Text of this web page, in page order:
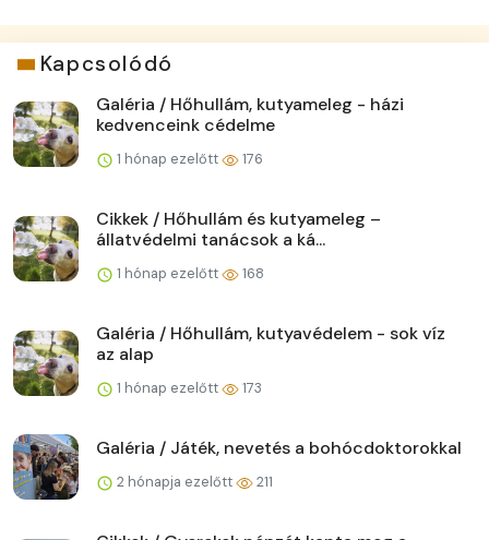
Kapcsolódó
Galéria / Hőhullám, kutyameleg - házi
kedvenceink cédelme
1 hónap ezelőtt 176
Cikkek / Hőhullám és kutyameleg –
állatvédelmi tanácsok a ká...
1 hónap ezelőtt 168
Galéria / Hőhullám, kutyavédelem - sok víz
az alap
1 hónap ezelőtt 173
Galéria / Játék, nevetés a bohócdoktorokkal
2 hónapja ezelőtt 211